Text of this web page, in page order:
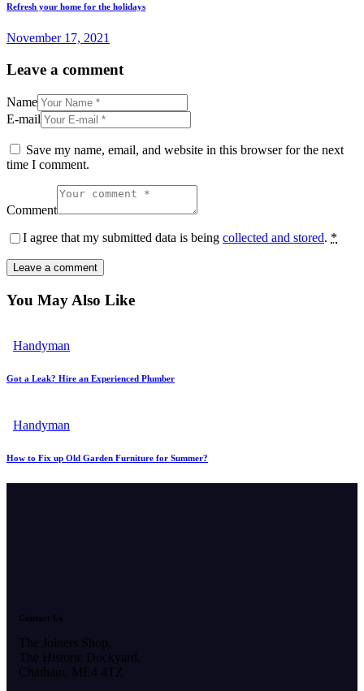
Refresh your home for the holidays
November 17, 2021
Leave a comment
Name
E-mail
Save my name, email, and website in this browser for the next
time I comment.
Comment
I agree that my submitted data is being collected and stored. *
You May Also Like
Handyman
Got a Leak? Hire an Experienced Plumber
Handyman
How to Fix up Old Garden Furniture for Summer?
Contact Us
The Joiners Shop,
The Historic Dockyard,
Chatham, ME4 4TZ